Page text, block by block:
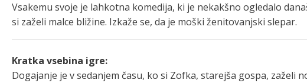
Vsakemu svoje je lahkotna komedija, ki je nekakšno ogledalo
si zaželi malce bližine. Izkaže se, da je moški ženitovanjski slepar.
Kratka vsebina igre:
Dogajanje je v sedanjem času, ko si Zofka, starejša gospa, zaželi